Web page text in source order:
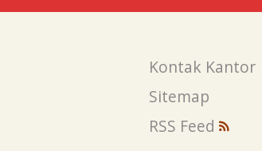
Kontak Kantor
Sitemap
RSS Feed